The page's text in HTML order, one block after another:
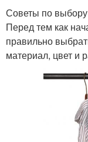
Советы по
Перед тем как
правильно
материал, цвет и